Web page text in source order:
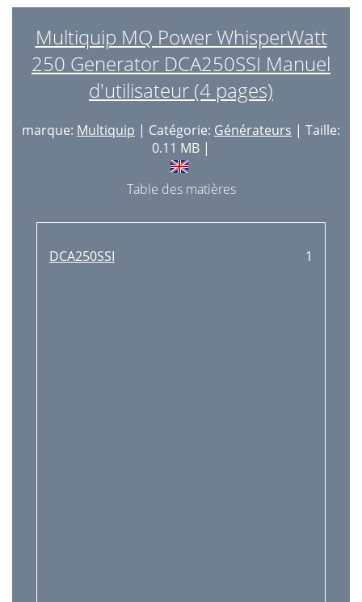
Multiquip MQ Power WhisperWatt
250 Generator DCA250SSI Manuel
d'utilisateur (4 pages)
marque: Multiquip | Catégorie: Générateurs | Taille:
0.11 MB |
Table des matières
DCA250SSI 1